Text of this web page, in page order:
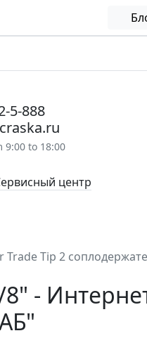
5-888
9:00 to 18:00
центр
Trade Tip 2
-